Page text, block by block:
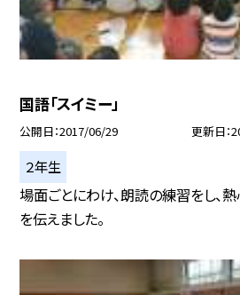
国語「スイミー」
公開日 2017/06/29 更新日
２年生
場面ごとにわけ、朗読の練習をし、
を伝えました。